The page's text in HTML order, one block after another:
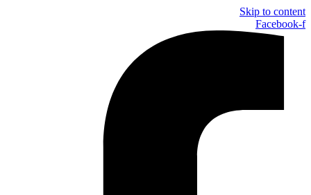
Skip to content
Facebook-f